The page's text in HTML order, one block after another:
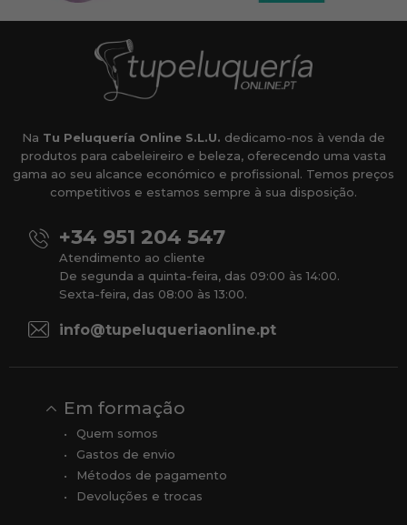
Na Tu Peluquería Online S.L.U. dedicamo-nos à venda de
produtos para cabeleireiro e beleza, oferecendo uma vasta
gama ao seu alcance económico e profissional. Temos preços
competitivos e estamos sempre à sua disposição.
+34 951 204 547
Atendimento ao cliente
De segunda a quinta-feira, das 09:00 às 14:00.
Sexta-feira, das 08:00 às 13:00.
info@tupeluqueriaonline.pt
Em formação
Quem somos
Gastos de envio
Métodos de pagamento
Devoluções e trocas